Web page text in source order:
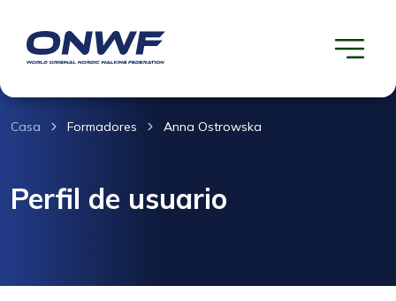
Casa Formadores Anna Ostrowska
Perfil de usuario